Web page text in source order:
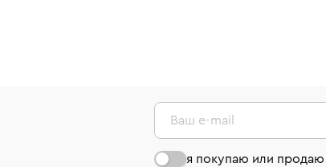
Ваш e-mail
я покупаю или